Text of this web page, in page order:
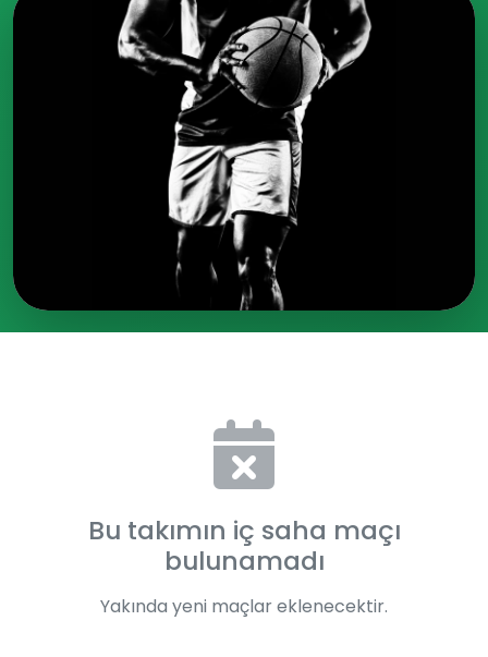
Bu takımın iç saha maçı
bulunamadı
Yakında yeni maçlar eklenecektir.